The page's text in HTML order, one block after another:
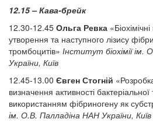
12.15 – Кава-брейк
12.30-12.45 Ольга Ревка
утворення та наступного лізису
тромбоцитів» Інститут біохімії
України, Київ
12.45-13.00 Євген Стогній
визначення активності
використанням фібриногену як
ім. О.В. Палладіна НАН України, Київ